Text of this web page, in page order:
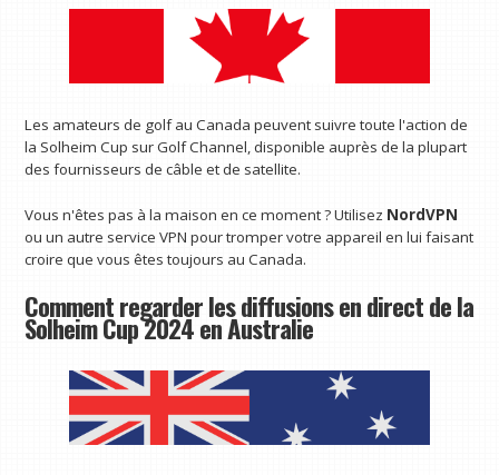
Les amateurs de golf au Canada peuvent suivre toute l'action de
la Solheim Cup sur Golf Channel, disponible auprès de la plupart
des fournisseurs de câble et de satellite.
Vous n'êtes pas à la maison en ce moment ? Utilisez NordVPN
ou un autre service VPN pour tromper votre appareil en lui faisant
croire que vous êtes toujours au Canada.
Comment regarder les diffusions en direct de la
Solheim Cup 2024 en Australie